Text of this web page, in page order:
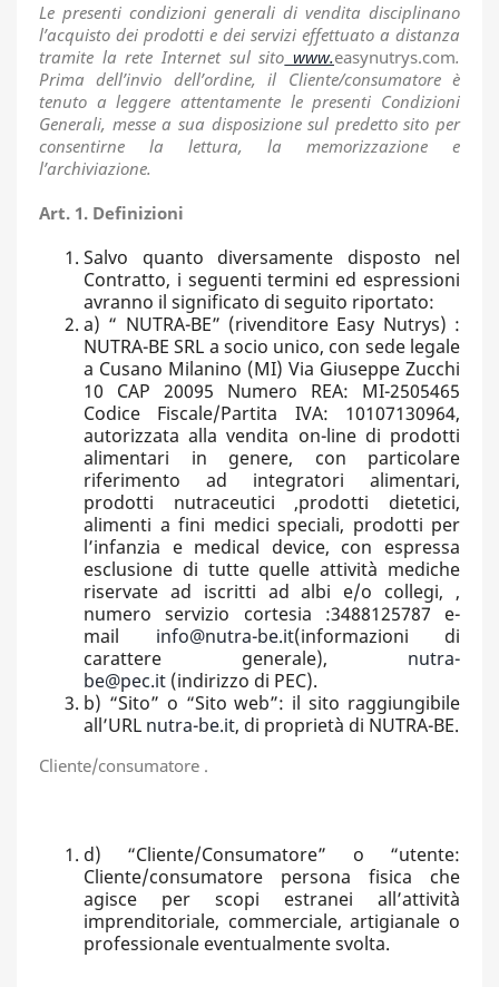
Le presenti condizioni generali di vendita disciplinano
l’acquisto dei prodotti e dei servizi effettuato a distanza
tramite la rete Internet sul sito www.easynutrys.com.
Prima dell’invio dell’ordine, il Cliente/consumatore è
tenuto a leggere attentamente le presenti Condizioni
Generali, messe a sua disposizione sul predetto sito per
consentirne la lettura, la memorizzazione e
l’archiviazione.
Art. 1. Definizioni
Salvo quanto diversamente disposto nel
Contratto, i seguenti termini ed espressioni
avranno il significato di seguito riportato:
a) “ NUTRA-BE” (rivenditore Easy Nutrys) :
NUTRA-BE SRL a socio unico, con sede legale
a Cusano Milanino (MI) Via Giuseppe Zucchi
10 CAP 20095 Numero REA: MI-2505465
Codice Fiscale/Partita IVA: 10107130964,
autorizzata alla vendita on-line di prodotti
alimentari in genere, con particolare
riferimento ad integratori alimentari,
prodotti nutraceutici ,prodotti dietetici,
alimenti a fini medici speciali, prodotti per
l’infanzia e medical device, con espressa
esclusione di tutte quelle attività mediche
riservate ad iscritti ad albi e/o collegi, ,
numero servizio cortesia :3488125787 e-
mail info@nutra-be.it(informazioni di
carattere generale), nutra-
be@pec.it (indirizzo di PEC).
b) “Sito” o “Sito web”: il sito raggiungibile
all’URL nutra-be.it, di proprietà di NUTRA-BE.
Cliente/consumatore .
d) “Cliente/Consumatore” o “utente:
Cliente/consumatore persona fisica che
agisce per scopi estranei all’attività
imprenditoriale, commerciale, artigianale o
professionale eventualmente svolta.